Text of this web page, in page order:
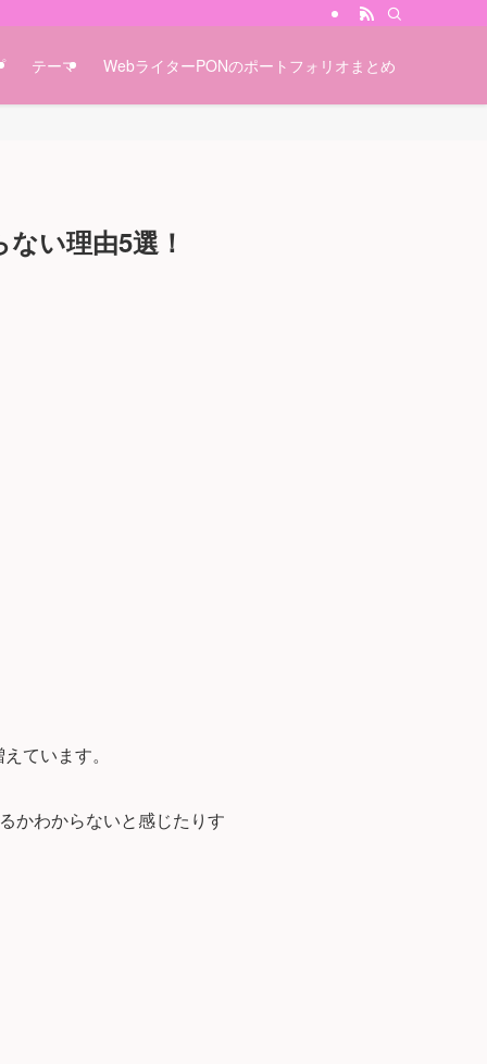
テーマ WebライターPONのポートフォリオまとめ
い理由5選！
ています。
かわからないと感じたりす